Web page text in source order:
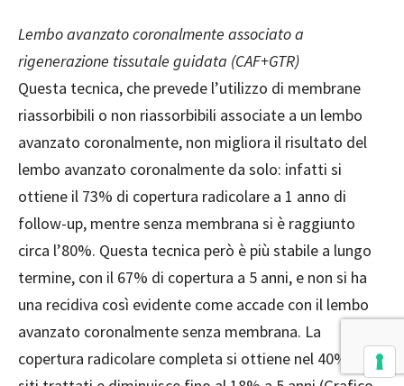
Lembo avanzato coronalmente associato a
rigenerazione tissutale guidata (CAF+GTR)
Questa tecnica, che prevede l’utilizzo di membrane
riassorbibili o non riassorbibili associate a un lembo
avanzato coronalmente, non migliora il risultato del
lembo avanzato coronalmente da solo: infatti si
ottiene il 73% di copertura radicolare a 1 anno di
follow-up, mentre senza membrana si è raggiunto
circa l’80%. Questa tecnica però è più stabile a lungo
termine, con il 67% di copertura a 5 anni, e non si ha
una recidiva così evidente come accade con il lembo
avanzato coronalmente senza membrana. La
copertura radicolare completa si ottiene nel 40% dei